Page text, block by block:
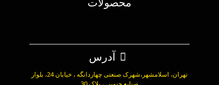
آدرس
تهران، اسلامشهر،شهرک صنعتی چهاردانگه ، خیابان 24، بلوار